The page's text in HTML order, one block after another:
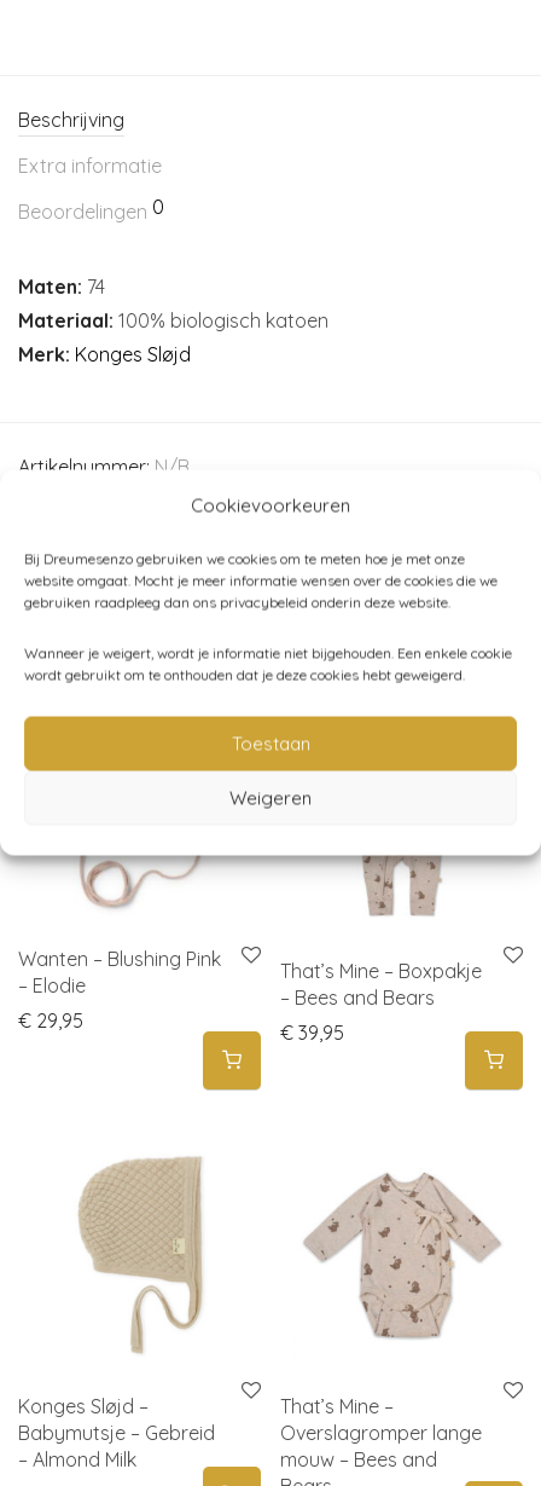
Cookievoorkeuren
Bij Dreumesenzo gebruiken we cookies om te meten hoe je met onze
website omgaat. Mocht je meer informatie wensen over de cookies die we
gebruiken raadpleeg dan ons privacybeleid onderin deze website.
Wanneer je weigert, wordt je informatie niet bijgehouden. Een enkele cookie
wordt gebruikt om te onthouden dat je deze cookies hebt geweigerd.
Toestaan
Weigeren
Beschrijving
Extra informatie
Beoordelingen 0
Maten: 74
Materiaal: 100% biologisch katoen
Merk: Konges Sløjd
Artikelnummer: N/B
Kleding,Konges Sløjd,Rompers
Gerelateerde producten
Wanten – Blushing Pink
– Elodie
€ 29,95
That’s Mine – Boxpakje
– Bees and Bears
€ 39,95
Konges Sløjd –
Babymutsje – Gebreid
– Almond Milk
That’s Mine –
Overslagromper lange
mouw – Bees and